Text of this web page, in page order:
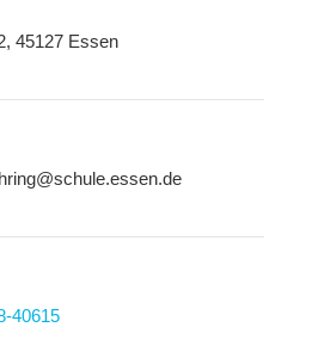
45127 Essen
40615